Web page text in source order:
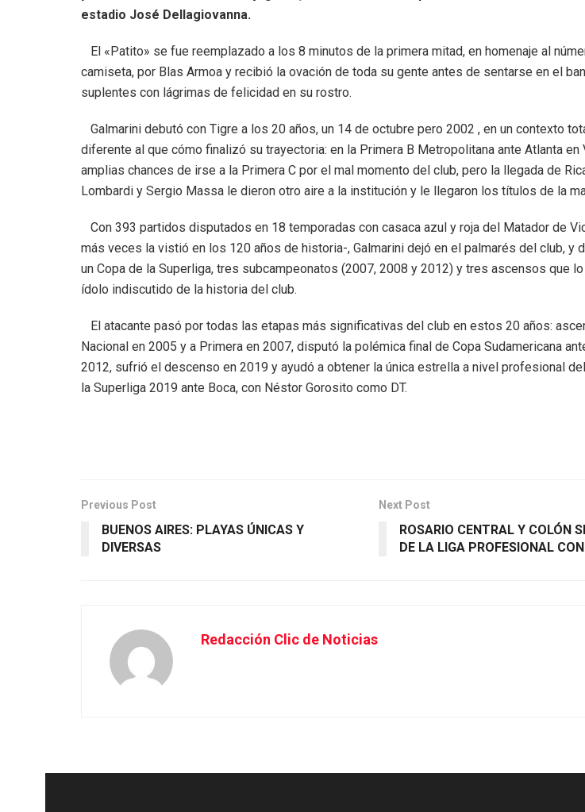
estadio José Dellagiovanna.
El «Patito» se fue reemplazado a los 8 minutos de la primera mitad, en homenaje al
camiseta, por Blas Armoa y recibió la ovación de toda su gente antes de sentarse en el
suplentes con lágrimas de felicidad en su rostro.
Galmarini debutó con Tigre a los 20 años, un 14 de octubre pero 2002 , en un contexto
diferente al que cómo finalizó su trayectoria: en la Primera B Metropolitana ante Atlanta en
amplias chances de irse a la Primera C por el mal momento del club, pero la llegada de
Lombardi y Sergio Massa le dieron otro aire a la institución y le llegaron los títulos de la
Con 393 partidos disputados en 18 temporadas con casaca azul y roja del Matador de
más veces la vistió en los 120 años de historia-, Galmarini dejó en el palmarés del club, y
un Copa de la Superliga, tres subcampeonatos (2007, 2008 y 2012) y tres ascensos que
ídolo indiscutido de la historia del club.
El atacante pasó por todas las etapas más significativas del club en estos 20 años:
Nacional en 2005 y a Primera en 2007, disputó la polémica final de Copa Sudamericana
2012, sufrió el descenso en 2019 y ayudó a obtener la única estrella a nivel profesional
la Superliga 2019 ante Boca, con Néstor Gorosito como DT.
Previous Post
BUENOS AIRES: PLAYAS ÚNICAS Y
DIVERSAS
Next Post
ROSARIO CENTRAL Y COLÓN
DE LA LIGA PROFESIONAL
Redacción Clic de Noticias